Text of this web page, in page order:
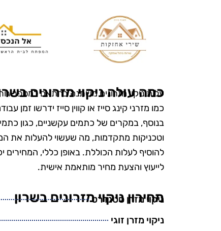
כמה עולה ניקוי מזרונים
עלות ניקוי מזרונים משתנה בהתאם למספר
כמו מזרני קינג סייז או קווין סייז ידרשו זמן
בנוסף, במקרים של כתמים עקשניים, כגון כתמי
וטכניקות מתקדמות, מה שעשוי להעלות את
להוסיף לעלות הכוללת. באופן כללי,
לייעוץ והצעת מחיר מותאמת אישית.
מחירון ניקוי מזרונים בשרון
ניקוי מזרן סטנדרט
ניקוי מזרן זוגי
"אני כל
את טופ
מעולם לא
הפרטים
הקפידו
ידידותיים
אין ספק